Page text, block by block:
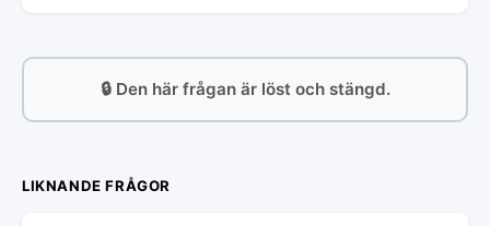
🔒 Den här frågan är löst och stängd.
LIKNANDE FRÅGOR